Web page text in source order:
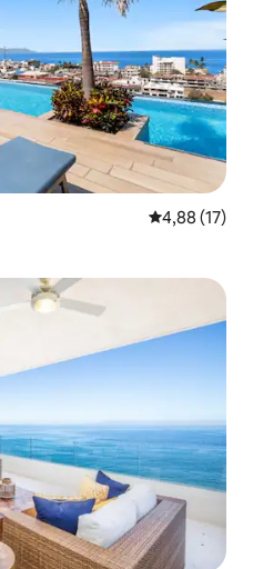
Prosječna
4,88 (17)
„Odabrali gosti”